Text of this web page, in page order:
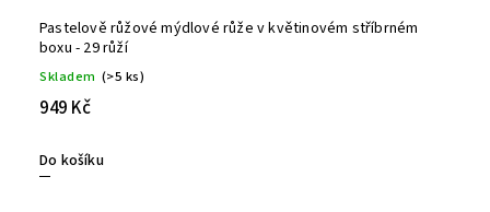
Pastelově růžové mýdlové růže v květinovém stříbrném
boxu - 29 růží
Skladem (>5 ks)
949 Kč
Do košíku